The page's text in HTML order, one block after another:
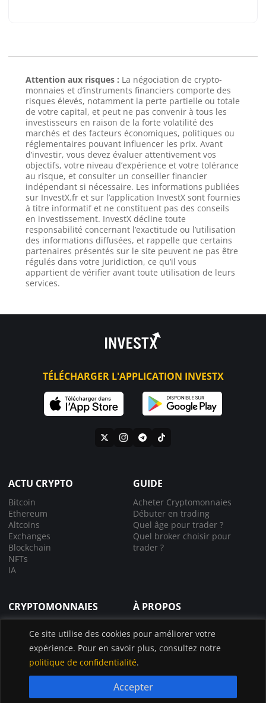
Ce site utilise des cookies pour améliorer votre
expérience. Pour en savoir plus, consultez notre
politique de confidentialité.
Accepter
Attention aux risques : La négociation de crypto-
monnaies et d’instruments financiers comporte des
risques élevés, notamment la perte partielle ou totale
de votre capital, et peut ne pas convenir à tous les
investisseurs en raison de la forte volatilité des
marchés et des facteurs économiques, politiques ou
réglementaires pouvant influencer les prix. Avant
d’investir, vous devez évaluer attentivement vos
objectifs, votre niveau d’expérience et votre tolérance
au risque, et consulter un conseiller financier
indépendant si nécessaire. Les informations publiées
sur InvestX.fr et sur l’application InvestX sont fournies
à titre informatif et ne constituent pas des conseils
en investissement. InvestX décline toute
responsabilité concernant l’exactitude ou l’utilisation
des informations diffusées, et rappelle que certains
partenaires présentés sur le site peuvent ne pas être
régulés dans votre juridiction, ce qu’il vous
appartient de vérifier avant toute utilisation de leurs
services.
TÉLÉCHARGER L'APPLICATION INVESTX
ACTU CRYPTO
Bitcoin
Ethereum
Altcoins
Exchanges
Blockchain
NFTs
IA
GUIDE
Acheter Cryptomonnaies
Débuter en trading
Quel âge pour trader ?
Quel broker choisir pour
trader ?
CRYPTOMONNAIES
Lexique crypto
Choisir le bon exchange
Canal liquidations crypto
À PROPOS
Nous contacter
Application InvestX